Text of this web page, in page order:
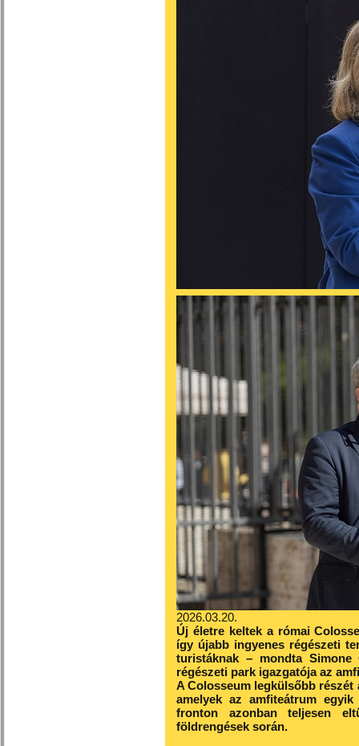
2026.03.20.
Új életre keltek a római
így újabb ingyenes régészeti
turistáknak – mondta Simone
régészeti park igazgatója az
A Colosseum legkülsőbb
amelyek az amfiteátrum
fronton azonban teljesen
földrengések során.